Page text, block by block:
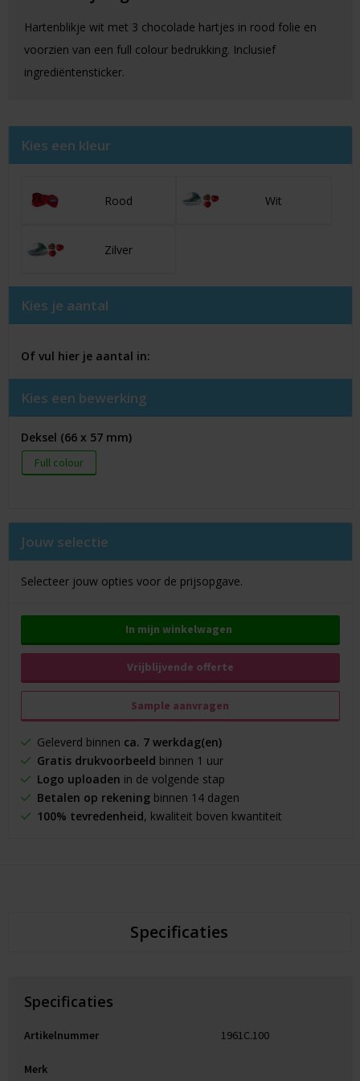
Hartenblikje wit met 3 chocolade hartjes in rood folie en
voorzien van een full colour bedrukking. Inclusief
ingrediëntensticker.
Kies een kleur
Rood Wit
Zilver
Kies je aantal
Of vul hier je aantal in:
Kies een bewerking
Deksel (66 x 57 mm)
Full colour
Jouw selectie
Selecteer jouw opties voor de prijsopgave.
In mijn winkelwagen
Vrijblijvende offerte
Sample aanvragen
Geleverd binnen ca. 7 werkdag(en)
Gratis drukvoorbeeld binnen 1 uur
Logo uploaden in de volgende stap
Betalen op rekeningbinnen 14 dagen
100% tevredenheid, kwaliteit boven kwantiteit
Specificaties
Specificaties
Artikelnummer 1961C.100
Merk